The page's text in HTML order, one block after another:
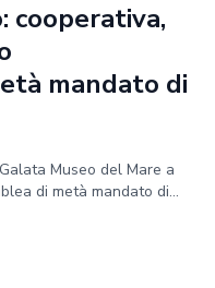
cooperativa,
mandato di
Museo del Mare a
di metà mandato di...